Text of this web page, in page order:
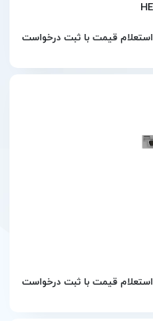
استعلام قیمت با ثبت درخواست
استعلام قیمت با ثبت درخواست